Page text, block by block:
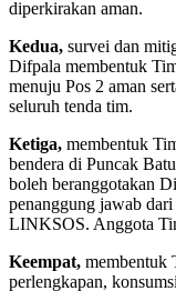
diperkirakan aman.
Kedua, survei dan
Difpala membentuk
menuju Pos 2 aman
seluruh tenda tim.
Ketiga, membentuk
bendera di Puncak
boleh beranggotakan
penanggung jawab
LINKSOS. Anggota
Keempat, membentuk
perlengkapan,